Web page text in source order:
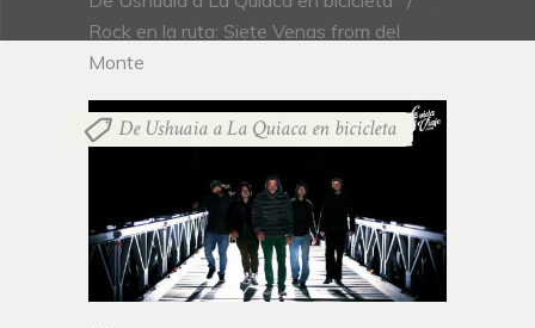
Rock en la ruta: Siete Venas from del
Monte
De Ushuaia a La Quiaca en bicicleta